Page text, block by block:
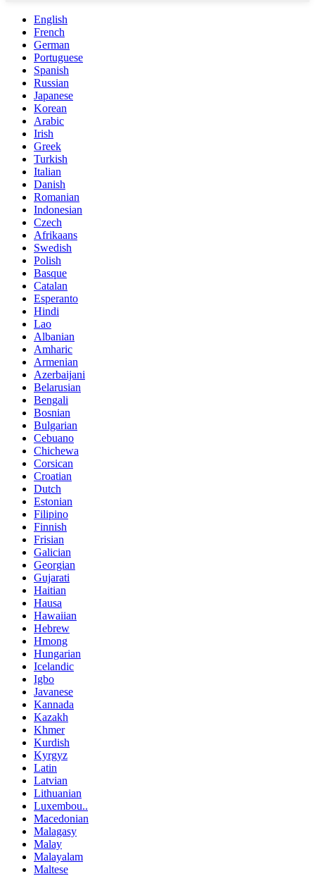
English
French
German
Portuguese
Spanish
Russian
Japanese
Korean
Arabic
Irish
Greek
Turkish
Italian
Danish
Romanian
Indonesian
Czech
Afrikaans
Swedish
Polish
Basque
Catalan
Esperanto
Hindi
Lao
Albanian
Amharic
Armenian
Azerbaijani
Belarusian
Bengali
Bosnian
Bulgarian
Cebuano
Chichewa
Corsican
Croatian
Dutch
Estonian
Filipino
Finnish
Frisian
Galician
Georgian
Gujarati
Haitian
Hausa
Hawaiian
Hebrew
Hmong
Hungarian
Icelandic
Igbo
Javanese
Kannada
Kazakh
Khmer
Kurdish
Kyrgyz
Latin
Latvian
Lithuanian
Luxembou..
Macedonian
Malagasy
Malay
Malayalam
Maltese